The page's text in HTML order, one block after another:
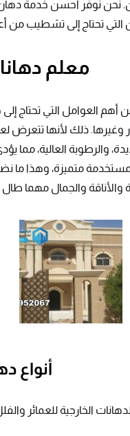
نحن نوفر أحسن خدمة
تحتاج إلى تشطيب من
معلم
أهم العوامل التي تحتاج
وغيرها. ذلك لأنها تتعرض
والرطوبة العالية، مما
متميزة، وهذا ما
والأناقة والجمال مهما
أنواع
الخارجية للعمائر